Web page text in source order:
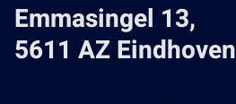
Emmasingel 13,
5611 AZ Eindhoven